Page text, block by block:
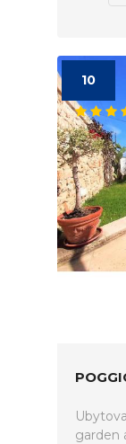
10
garden